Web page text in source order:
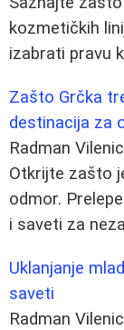
kozmetičkih
izabrati pravu
Zašto Grčka
destinacija za
Radman
Otkrijte zašto
odmor.
i saveti za
Uklanjanje
saveti
Radman